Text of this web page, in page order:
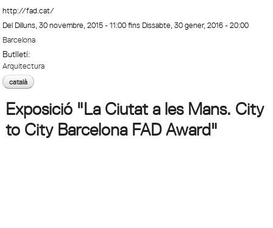
http://fad.cat/
Del Dilluns, 30 novembre, 2015 - 11:00fins Dissabte, 30 gener, 2016 - 20:00
Barcelona
Butlletí:
Arquitectura
català
Exposició "La Ciutat a les Mans. City
to City Barcelona FAD Award"